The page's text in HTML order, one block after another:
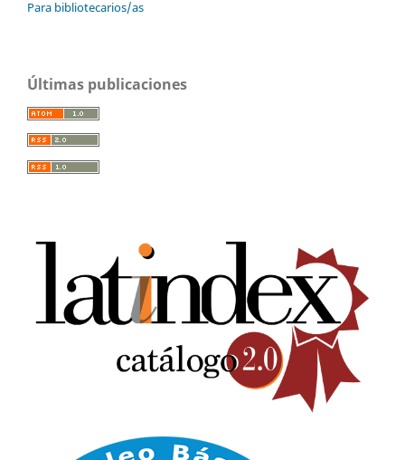
Para bibliotecarios/as
Últimas publicaciones